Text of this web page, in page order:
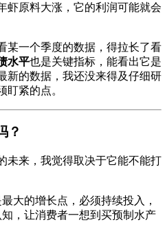
虾原料大涨，它的利润可能就会
某一个季度的数据，得拉长了看
水平也是关键指标，能看出它是
新的数据，我还没来得及仔细研
盯紧的点。
？
未来，我觉得取决于它能不能打
最大的增长点，必须持续投入，
，让消费者一想到买预制水产